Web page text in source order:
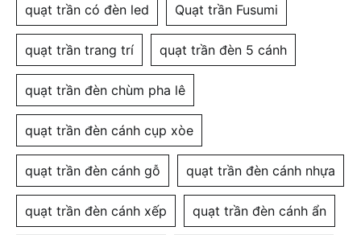
quạt trần có đèn led Quạt trần Fusumi
quạt trần trang trí quạt trần đèn 5 cánh
quạt trần đèn chùm pha lê
quạt trần đèn cánh cụp xòe
quạt trần đèn cánh gỗ quạt trần đèn cánh nhựa
quạt trần đèn cánh xếp quạt trần đèn cánh ẩn